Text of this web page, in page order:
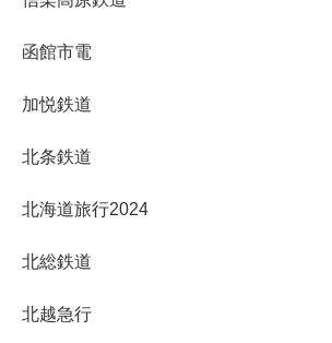
函館市電
加悦鉄道
北条鉄道
北海道旅行2024
北総鉄道
北越急行